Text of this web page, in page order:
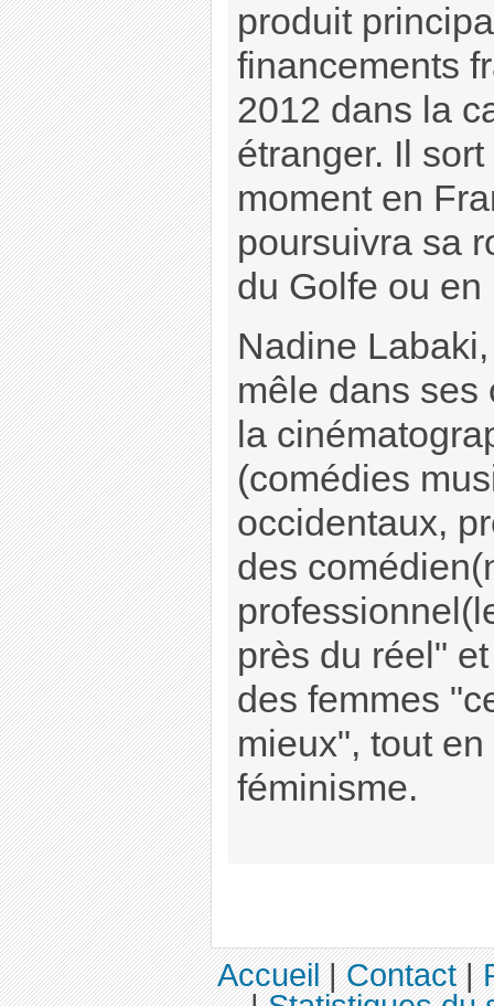
produit
financements
2012 dans la
étranger. Il
moment en
poursuivra sa
du Golfe ou en
Nadine
mêle dans
la
(comédies
occidentaux,
des
près du réel"
des femmes
mieux", tout
féminisme.
Accueil|Contact|